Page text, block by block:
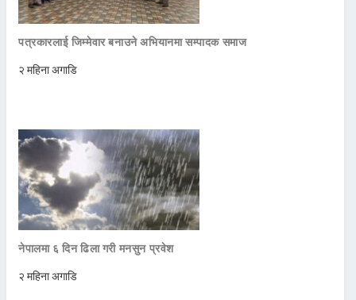
पत्रकारलाई जिम्मेवार बनाउने अभियानमा सम्पादक समाज
२ महिना अगाडि
नेपालमा ६ दिन ढिला गरी मनसुन प्रवेश
२ महिना अगाडि